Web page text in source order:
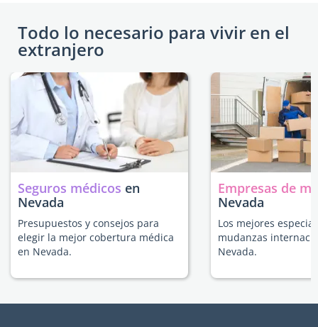
Todo lo necesario para vivir en el
extranjero
Seguros médicos en
Nevada
Presupuestos y consejos para
elegir la mejor cobertura médica
en Nevada.
Empresas de
Nevada
Los mejores
mudanzas
Nevada.